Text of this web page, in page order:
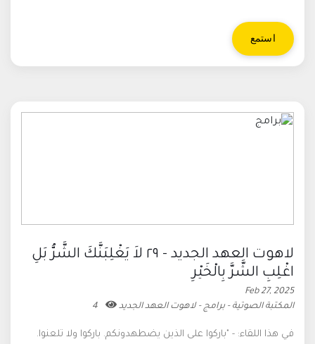
استمع
لاهوت العهد الجديد - ٢٩ لاَ يَغْلِبَنَّكَ الشَّرُّ بَلِ
اغْلِبِ الشَّرَّ بِالْخَيْرِ
Feb 27, 2025
المكتبة الصوتية - برامج - لاهوت العهد الجديد
4
في هذا اللقاء: - "باركوا على الذين يضطهدونكم. باركوا ولا تلعنوا.